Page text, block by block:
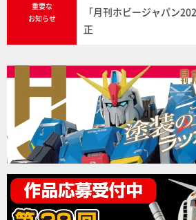
重要な
お知らせ
「月刊ホビージャパン
正